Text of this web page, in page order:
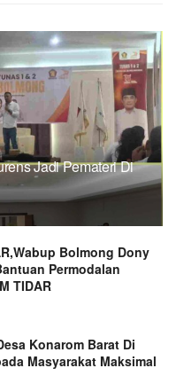
Jadi Pemateri Di
Bolmong Dony
Permodalan
TIDAR
Konarom Barat Di
Masyarakat Maksimal